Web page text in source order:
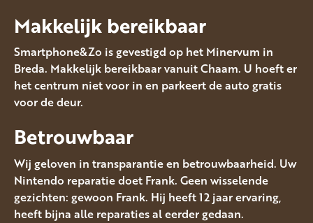
Makkelijk bereikbaar
Smartphone&Zo is gevestigd op het Minervum in
Breda. Makkelijk bereikbaar vanuit Chaam. U hoeft er
het centrum niet voor in en parkeert de auto gratis
voor de deur.
Betrouwbaar
Wij geloven in transparantie en betrouwbaarheid. Uw
Nintendo reparatie doet Frank. Geen wisselende
gezichten: gewoon Frank. Hij heeft 12 jaar ervaring,
heeft bijna alle reparaties al eerder gedaan.